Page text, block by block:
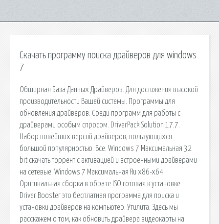
Скачать программу поиска драйверов для windows
7
Обширная База Данных Драйверов. Для достижения высокой
производительности Вашей системы. Программы для
обновления драйверов. Среди программ для работы с
драйверами особым спросом. DriverPack Solution 17.7.
Набор новейших версий драйверов, пользующихся
большой популярностью. Все. Windows 7 Максимальная 32
bit скачать торрент с активацией и встроенными драйверами
на сетевые. Windows 7 Максимальная Ru x86-x64
Оригинальная сборка в образе ISO готовая к установке.
Driver Booster это бесплатная программа для поиска и
установки драйверов на компьютер. Утилита. Здесь мы
расскажем о том, как обновить драйвера видеокарты на